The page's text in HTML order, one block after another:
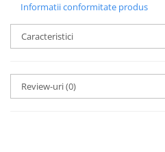
Informatii conformitate produs
Caracteristici
Review-uri(0)